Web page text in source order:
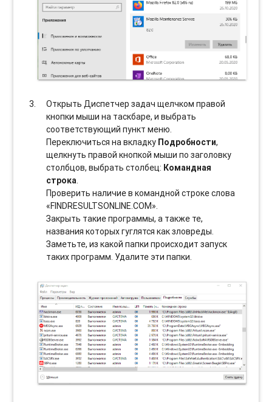
Открыть Диспетчер задач щелчком правой
кнопки мыши на таскбаре, и выбрать
соотвeтствующий пункт меню.
Переключиться на вкладку Подробности,
щелкнуть правой кнопкой мыши по заголовку
столбцов, выбрать столбец: Командная
строка.
Проверить наличие в командной строке слова
«FINDRESULTSONLINE.COM».
Закрыть такие программы, а также те,
названия которых гуглятся как зловреды.
Заметьте, из какой папки происходит запуск
таких программ. Удалите эти папки.